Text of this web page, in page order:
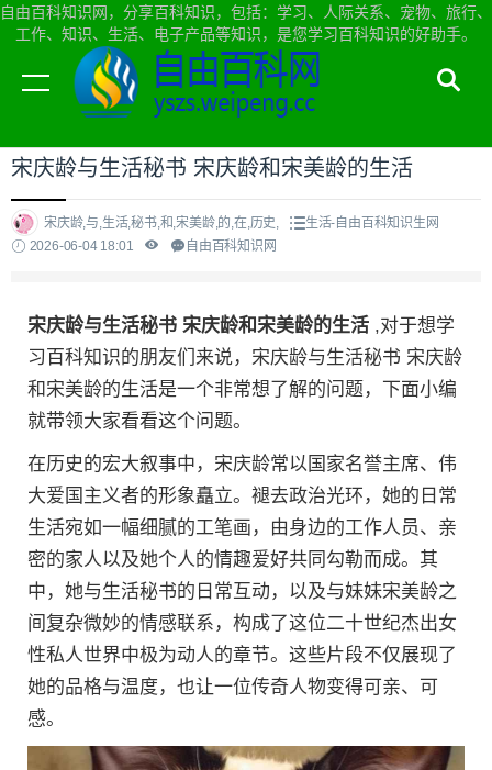
自由百科知识网，分享百科知识，包括：学习、人际关系、宠物、旅行、
工作、知识、生活、电子产品等知识，是您学习百科知识的好助手。
当前位置：自由百科知识网首页>生活
宋庆龄与生活秘书 宋庆龄和宋美龄的生活
宋庆龄,与,生活,秘书,和,宋美龄,的,在,历史,
生活-自由百科知识生网
2026-06-04 18:01
自由百科知识网
宋庆龄与生活秘书 宋庆龄和宋美龄的生活 ,对于想学
习百科知识的朋友们来说，宋庆龄与生活秘书 宋庆龄
和宋美龄的生活是一个非常想了解的问题，下面小编
就带领大家看看这个问题。
在历史的宏大叙事中，宋庆龄常以国家名誉主席、伟
大爱国主义者的形象矗立。褪去政治光环，她的日常
生活宛如一幅细腻的工笔画，由身边的工作人员、亲
密的家人以及她个人的情趣爱好共同勾勒而成。其
中，她与生活秘书的日常互动，以及与妹妹宋美龄之
间复杂微妙的情感联系，构成了这位二十世纪杰出女
性私人世界中极为动人的章节。这些片段不仅展现了
她的品格与温度，也让一位传奇人物变得可亲、可
感。